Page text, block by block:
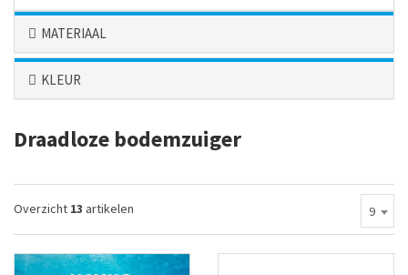
MATERIAAL
KLEUR
Draadloze bodemzuiger
Overzicht 13 artikelen 9